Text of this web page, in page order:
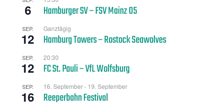
6 Hamburger SV – FSV Mainz 05
SEP.
12
Ganztägig
Hamburg Towers – Rostock Seawolves
SEP.
12
20:30
FC St. Pauli – VfL Wolfsburg
SEP.
16
16. September- 19. September
Reeperbahn Festival